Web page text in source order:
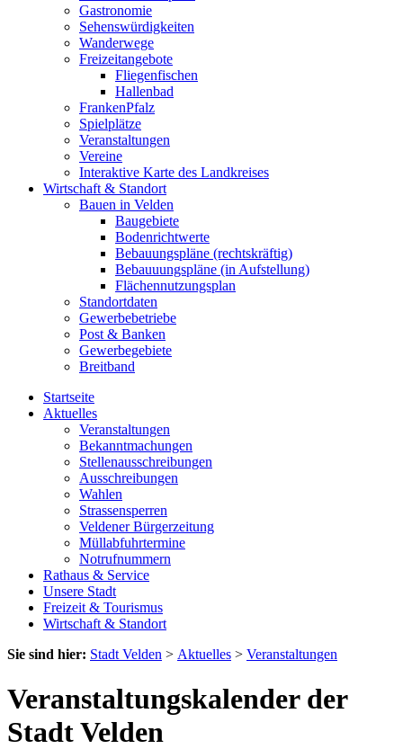
Gastronomie
Sehenswürdigkeiten
Wanderwege
Freizeitangebote
Fliegenfischen
Hallenbad
FrankenPfalz
Spielplätze
Veranstaltungen
Vereine
Interaktive Karte des Landkreises
Wirtschaft & Standort
Bauen in Velden
Baugebiete
Bodenrichtwerte
Bebauungspläne (rechtskräftig)
Bebauuungspläne (in Aufstellung)
Flächennutzungsplan
Standortdaten
Gewerbebetriebe
Post & Banken
Gewerbegebiete
Breitband
Startseite
Aktuelles
Veranstaltungen
Bekanntmachungen
Stellenausschreibungen
Ausschreibungen
Wahlen
Strassensperren
Veldener Bürgerzeitung
Müllabfuhrtermine
Notrufnummern
Rathaus & Service
Unsere Stadt
Freizeit & Tourismus
Wirtschaft & Standort
Sie sind hier: Stadt Velden > Aktuelles > Veranstaltungen
Veranstaltungskalender der
Stadt Velden